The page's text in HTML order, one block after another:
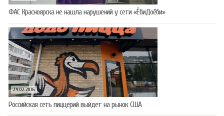
ФАС Красноярска не нашла нарушений у сети «ЁбиДоёби»
24.02.2016
Российская сеть пиццерий выйдет на рынок США